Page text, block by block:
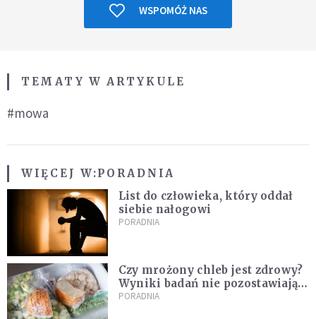
WSPOMÓŻ NAS
TEMATY W ARTYKULE
#mowa
WIĘCEJ W:PORADNIA
List do człowieka, który oddał
siebie nałogowi
PORADNIA
Czy mrożony chleb jest zdrowy?
Wyniki badań nie pozostawiają
złudzeń
PORADNIA